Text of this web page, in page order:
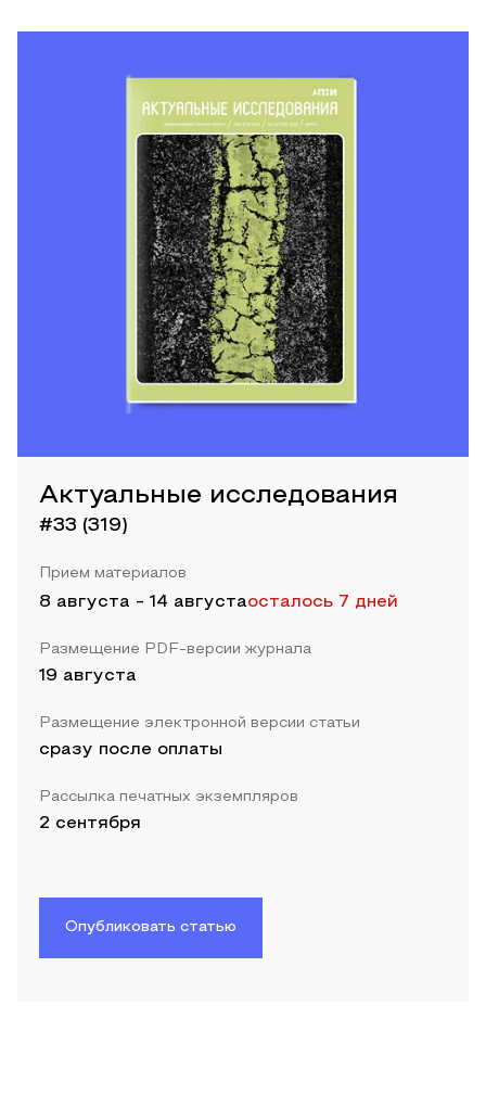
Актуальные исследования
#33 (319)
Прием материалов
8 августа - 14 августаосталось 7 дней
Размещение PDF-версии журнала
19 августа
Размещение электронной версии статьи
сразу после оплаты
Рассылка печатных экземпляров
2 сентября
Опубликовать статью